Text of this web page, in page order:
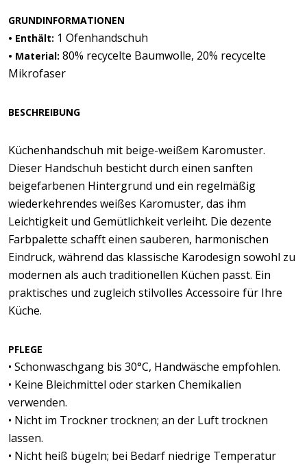
GRUNDINFORMATIONEN
• Enthält: 1 Ofenhandschuh
• Material: 80% recycelte Baumwolle, 20% recycelte
Mikrofaser
BESCHREIBUNG
Küchenhandschuh mit beige-weißem Karomuster.
Dieser Handschuh besticht durch einen sanften
beigefarbenen Hintergrund und ein regelmäßig
wiederkehrendes weißes Karomuster, das ihm
Leichtigkeit und Gemütlichkeit verleiht. Die dezente
Farbpalette schafft einen sauberen, harmonischen
Eindruck, während das klassische Karodesign sowohl zu
modernen als auch traditionellen Küchen passt. Ein
praktisches und zugleich stilvolles Accessoire für Ihre
Küche.
PFLEGE
• Schonwaschgang bis 30°C, Handwäsche empfohlen.
• Keine Bleichmittel oder starken Chemikalien
verwenden.
• Nicht im Trockner trocknen; an der Luft trocknen
lassen.
• Nicht heiß bügeln; bei Bedarf niedrige Temperatur